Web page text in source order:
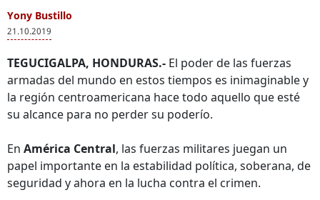
Yony Bustillo
21.10.2019
TEGUCIGALPA, HONDURAS.- El poder de las fuerzas
armadas del mundo en estos tiempos es inimaginable y
la región centroamericana hace todo aquello que esté
su alcance para no perder su poderío.
En América Central, las fuerzas militares juegan un
papel importante en la estabilidad política, soberana, de
seguridad y ahora en la lucha contra el crimen.